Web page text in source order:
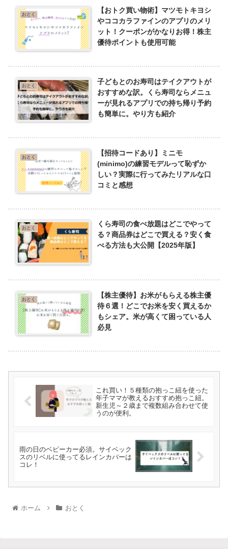
おとく
【おトク買い物術】マツモトキヨシ
やココカラファインのアプリのメリ
ット！クーポンがかなりお得！株主
優待ポイントも使用可能
おとく
子どもとのお寿司はテイクアウトが
おすすめな訳。くら寿司ならメニュ
ーが見れるアプリでの持ち帰り予約
も簡単に。やり方も紹介
おとく
【招待コードあり】ミニモ
(minimo)の練習モデルって恥ずか
しい？実際に行ってみたリアルな口
コミと感想
おとく
くら寿司の食べ放題はどこでやって
る？商品券はどこで買える？安く食
べる方法も大公開【2025年版】
おとく
【株主優待】お米がもらえる株主優
待６選！どこでお米を安く買えるか
もシェア。米が高くて困っている人
必見
これ買い！５種類の抱っこ紐を使った
年子ママが教えるおすすめ抱っこ紐。
新生児～２歳まで複数組み合わせて使
うのが便利。
雨の日のベビーカー必須。サイベック
スのリベルに使ってるレインカバーは
コレ！
ホーム おとく